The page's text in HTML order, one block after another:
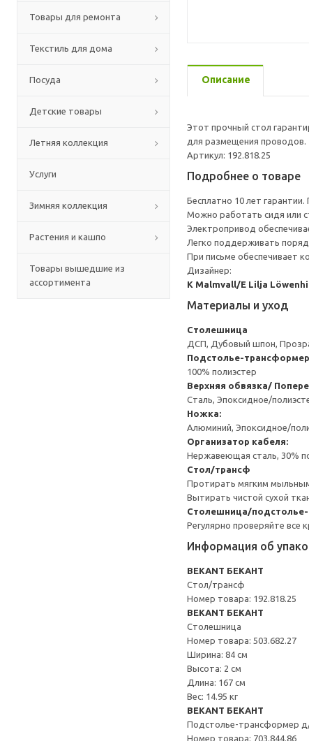
Товары для ремонта
Текстиль для дома
Посуда
Детские товары
Летняя коллекция
Услуги
Зимняя коллекция
Растения и кашпо
Товары вышедшие из
ассортимента
Описание
Этот прочный стол
для размещения проводов.
Артикул: 192.818.25
Подробнее о товаре
Бесплатно 10 лет
Можно работать сидя или
Электропривод
Легко поддерживать
При письме обеспечивает
Дизайнер:
K Malmvall/E Lilja
Материалы и уход
Столешница
ДСП, Дубовый шпон,
Подстолье-
100% полиэстер
Верхняя обвязка/
Сталь, Эпоксидное/
Ножка:
Алюминий, Эпоксидное/
Организатор кабеля:
Нержавеющая сталь, 30%
Стол/трансф
Протирать мягким
Вытирать чистой сухой
Столешница/
Регулярно проверяйте все
Информация об
BEKANT БЕКАНТ
Стол/трансф
Номер товара: 192.818.25
BEKANT БЕКАНТ
Столешница
Номер товара: 503.682.27
Ширина: 84 см
Высота: 2 см
Длина: 167 см
Вес: 14.95 кг
BEKANT БЕКАНТ
Подстолье-трансформер
Номер товара: 703.844.86